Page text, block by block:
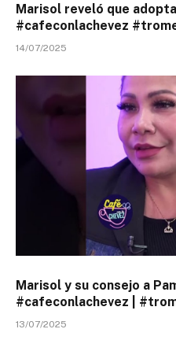
Marisol reveló que
#cafeconlachevez
14/07/2025
Marisol y su consejo a
#cafeconlachevez |
13/07/2025